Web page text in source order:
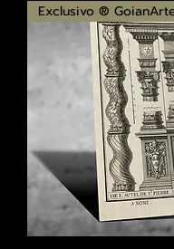
Exclusivo ®